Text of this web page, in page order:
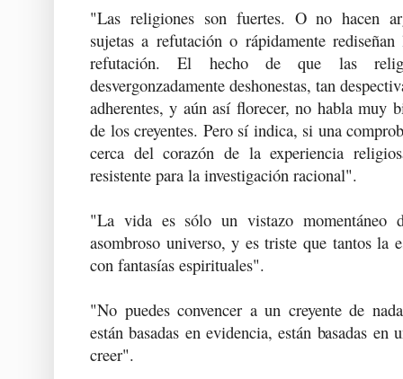
"Las religiones son fuertes. O no hacen
sujetas a refutación o rápidamente
refutación. El hecho de que las
desvergonzadamente deshonestas, tan
adherentes, y aún así florecer, no habla muy
de los creyentes. Pero sí indica, si una
cerca del corazón de la experiencia
resistente para la investigación racional".
"La vida es sólo un vistazo momentáneo
asombroso universo, y es triste que tantos la
con fantasías espirituales".
"No puedes convencer a un creyente de
están basadas en evidencia, están basadas en
creer".